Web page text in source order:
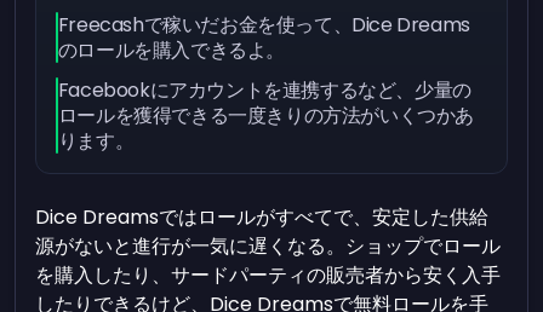
Freecashで稼いだお金を使って、Dice Dreams
のロールを購入できるよ。
Facebookにアカウントを連携するなど、少量の
ロールを獲得できる一度きりの方法がいくつかあ
ります。
Dice Dreamsではロールがすべてで、安定した供給
源がないと進行が一気に遅くなる。ショップでロール
を購入したり、サードパーティの販売者から安く入手
したりできるけど、Dice Dreamsで無料ロールを手